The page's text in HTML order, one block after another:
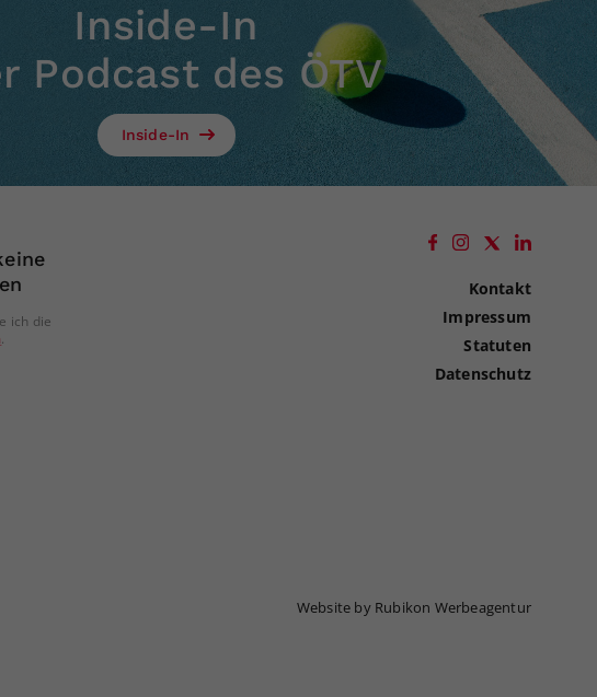
Inside-In
Podcast des ÖTV
Inside-In
ich die
.
Kontakt
Impressum
Statuten
Datenschutz
Website by Rubikon Werbeagentur